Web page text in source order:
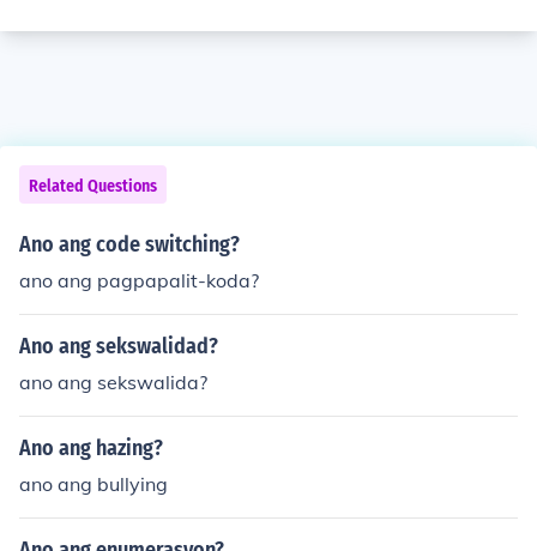
Related Questions
Ano ang code switching?
ano ang pagpapalit-koda?
Ano ang sekswalidad?
ano ang sekswalida?
Ano ang hazing?
ano ang bullying